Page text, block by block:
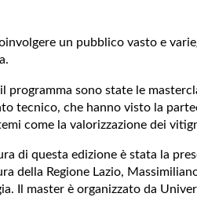
un pubblico vasto e
programma sono state le
tecnico, che hanno visto la
come la valorizzazione dei
di questa edizione è stata la
della Regione Lazio,
Il master è organizzato da